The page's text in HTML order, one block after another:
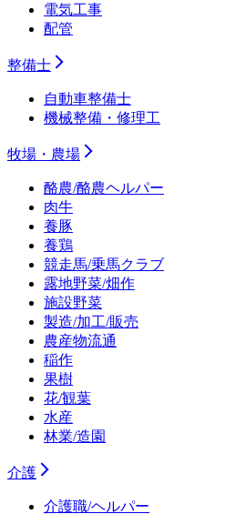
電気工事
配管
整備士
自動車整備士
機械整備・修理工
牧場・農場
酪農/酪農ヘルパー
肉牛
養豚
養鶏
競走馬/乗馬クラブ
露地野菜/畑作
施設野菜
製造/加工/販売
農産物流通
稲作
果樹
花/観葉
水産
林業/造園
介護
介護職/ヘルパー